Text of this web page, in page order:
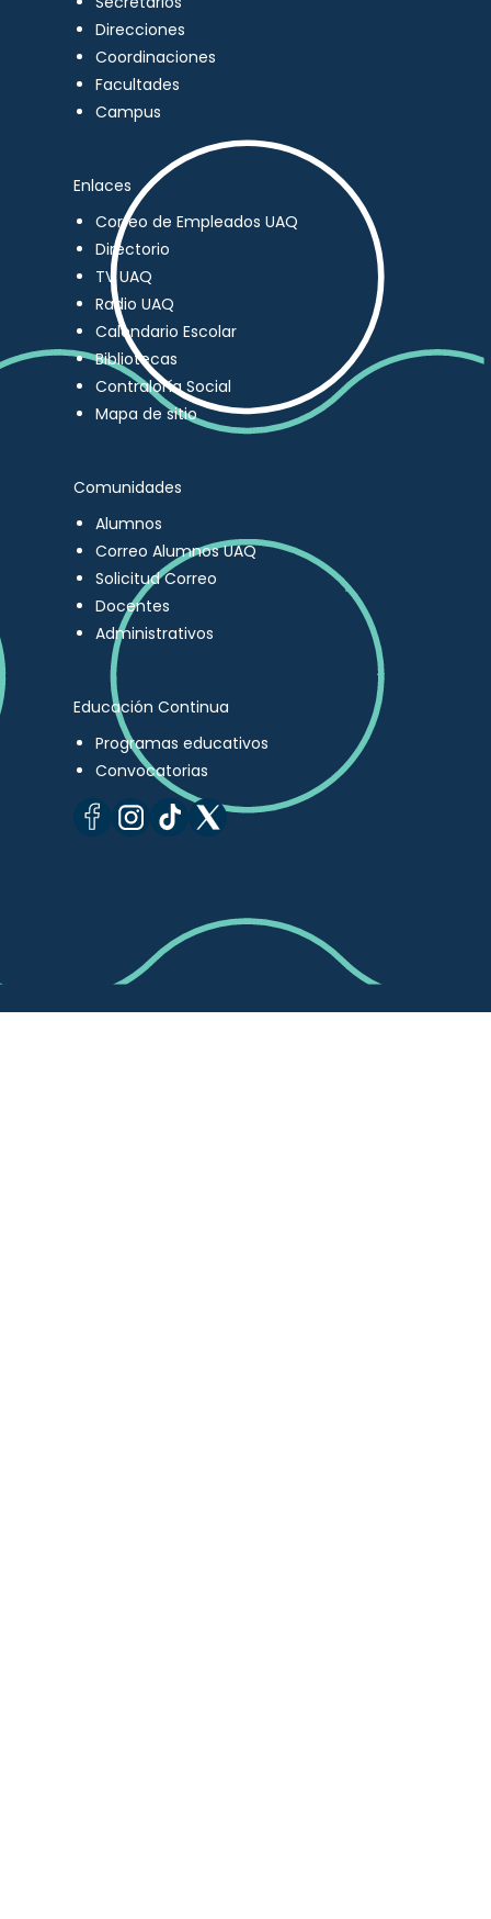
Direcciones
Coordinaciones
Facultades
Campus
Enlaces
Correo de Empleados UAQ
Directorio
TV UAQ
Radio UAQ
Calendario Escolar
Bibliotecas
Contraloría Social
Mapa de sitio
Comunidades
Alumnos
Correo Alumnos UAQ
Solicitud Correo
Docentes
Administrativos
Educación Continua
Programas educativos
Convocatorias